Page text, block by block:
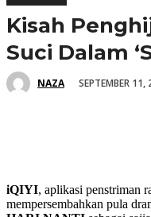
Kisah
Suci Dalam
NAZA SEPTEMBER 11,
iQIYI, aplikasi penstriman
mempersembahkan pula